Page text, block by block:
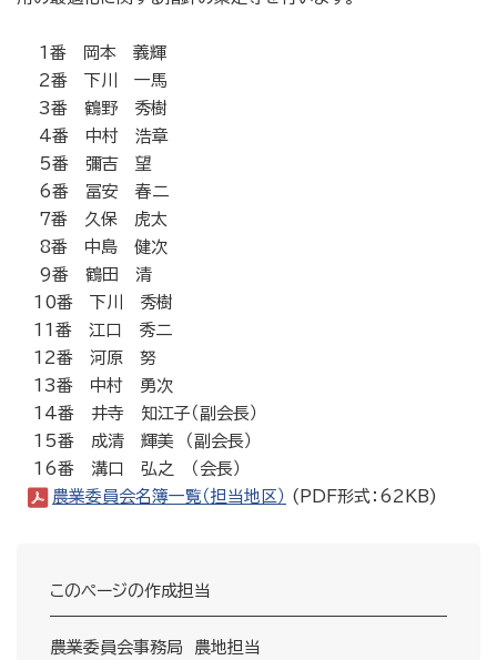
1番 岡本 義輝
2番 下川 一馬
3番 鶴野 秀樹
4番 中村 浩章
5番 彌吉 望
6番 冨安 春二
7番 久保 虎太
8番 中島 健次
9番 鶴田 清
10番 下川 秀樹
11番 江口 秀二
12番 河原 努
13番 中村 勇次
14番 井寺 知江子（副会長）
15番 成清 輝美 （副会長）
16番 溝口 弘之 （会長）
農業委員会名簿一覧（担当地区） (PDF形式：62KB)
このページの作成担当
農業委員会事務局 農地担当